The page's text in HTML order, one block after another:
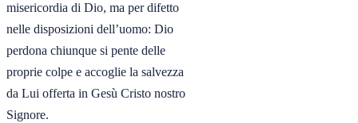
misericordia di Dio, ma per difetto
nelle disposizioni dell’uomo: Dio
perdona chiunque si pente delle
proprie colpe e accoglie la salvezza
da Lui offerta in Gesù Cristo nostro
Signore.